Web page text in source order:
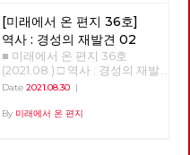
되었다. 2020년 11월 김충석 총
장으로 바뀐 후 신라대는 2021
년 3월 1일부터 청소 용역 업체
와 계약 해지를 단행하고 청소
노동자 집단 해고를 했다. 학교
는 청소노동자 없이 대학에 자체
적으로 청소를 진행하겠다고 했
다. 신라대 청소노동자는 이에
[미래에서 온 편지 36호]
역사 : 경성의 재발견 02
■ 미래에서 온 편지 36호
(2021.08.) □ 역사 : 경성의 재발
견 02 >>>>>>>> COMING
Date 2021.08.30|
By 미래에서 온 편지